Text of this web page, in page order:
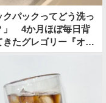
クパックってどう洗っ
」 4か月ほぼ毎日背
きたグレゴリー『オー
』を…